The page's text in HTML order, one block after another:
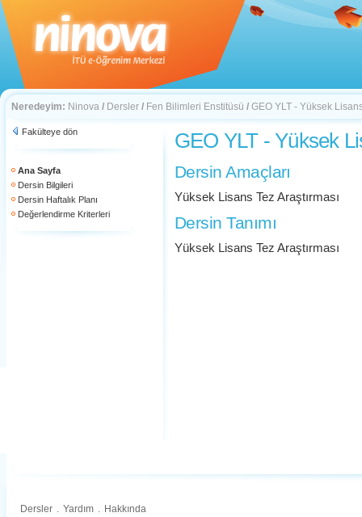
Neredeyim: Ninova / Dersler / Fen Bilimleri Enstitüsü / GEO YLT - Yüksek
Fakülteye dön
Ana Sayfa
Dersin Bilgileri
Dersin Haftalık Planı
Değerlendirme Kriterleri
GEO YLT - Yüksek
Dersin Amaçları
Yüksek Lisans Tez Araştırması
Dersin Tanımı
Yüksek Lisans Tez Araştırması
Dersler . Yardım . Hakkında